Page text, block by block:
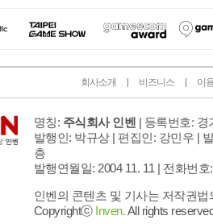
회사소개 비즈니스 이
명칭: 주식회사 인벤 | 등록번호: 경
발행인: 박규상 | 편집인: 강민우 |
층
발행연월일: 2004 11. 11 | 전화번호
인벤의 콘텐츠 및 기사는 저작권
Copyrightⓒ Inven.All rights